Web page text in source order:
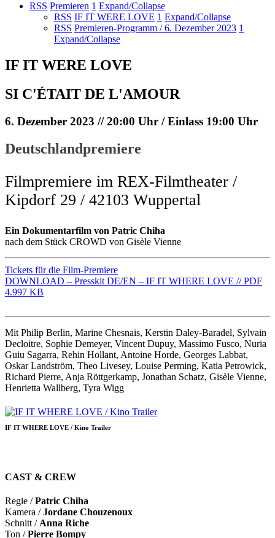
RSS Premieren 1 Expand/Collapse
RSS IF IT WERE LOVE 1 Expand/Collapse
RSS Premieren-Programm / 6. Dezember 2023 1
Expand/Collapse
IF IT WERE LOVE
SI C'ÉTAIT DE L'AMOUR
6. Dezember 2023 // 20:00 Uhr / Einlass 19:00 Uhr
Deutschlandpremiere
Filmpremiere im REX-Filmtheater /
Kipdorf 29 / 42103 Wuppertal
Ein Dokumentarfilm von Patric Chiha
nach dem Stück CROWD von Gisèle Vienne
Tickets für die Film-Premiere
DOWNLOAD – Presskit DE/EN – IF IT WHERE LOVE // PDF
4.997 KB
Mit Philip Berlin, Marine Chesnais, Kerstin Daley-Baradel, Sylvain
Decloitre, Sophie Demeyer, Vincent Dupuy, Massimo Fusco, Nuria
Guiu Sagarra, Rehin Hollant, Antoine Horde, Georges Labbat,
Oskar Landström, Theo Livesey, Louise Perming, Katia Petrowick,
Richard Pierre, Anja Röttgerkamp, Jonathan Schatz, Gisèle Vienne,
Henrietta Wallberg, Tyra Wigg
IF IT WHERE LOVE / Kino Trailer
CAST & CREW
Regie /Patric Chiha
Kamera /Jordane Chouzenoux
Schnitt / Anna Riche
Ton /Pierre Bompy